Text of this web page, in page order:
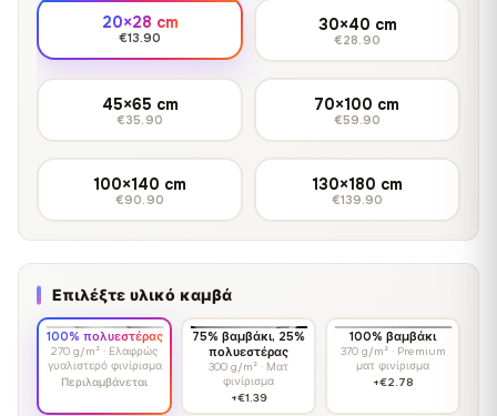
20×28 cm
€13.90
30×40 cm
€28.90
45×65 cm
€35.90
70×100 cm
€59.90
100×140 cm
€90.90
130×180 cm
€139.90
Επιλέξτε υλικό καμβά
100% πολυεστέρας
270 g/m² · Ελαφρώς
γυαλιστερό φινίρισμα
Περιλαμβάνεται
75% βαμβάκι, 25%
πολυεστέρας
300 g/m² · Ματ
φινίρισμα
+€1.39
100% βαμβάκι
370 g/m² · Premium
ματ φινίρισμα
+€2.78